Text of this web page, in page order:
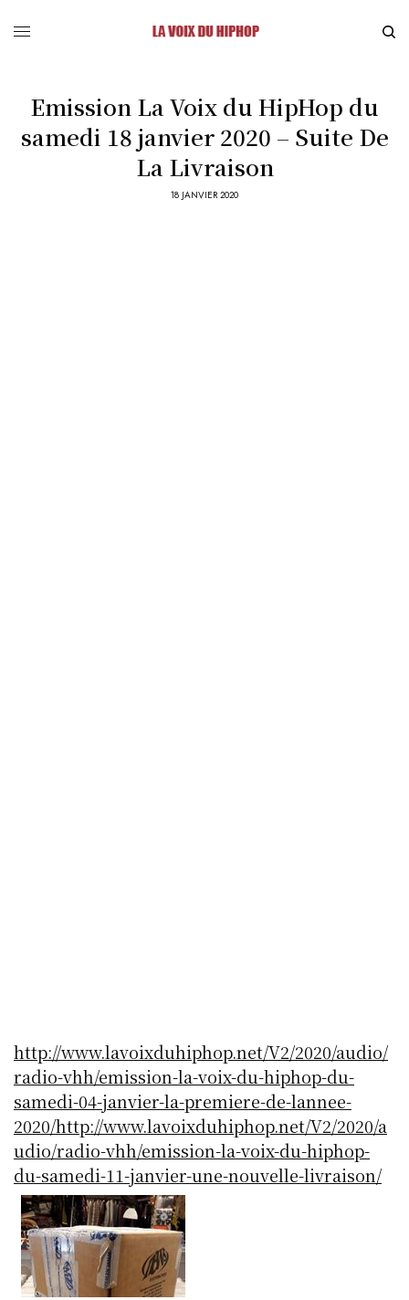
Emission La Voix du HipHop du
samedi 18 janvier 2020 – Suite De
La Livraison
18 JANVIER 2020
http://www.lavoixduhiphop.net/V2/2020/audio/
radio-vhh/emission-la-voix-du-hiphop-du-
samedi-04-janvier-la-premiere-de-lannee-
2020/http://www.lavoixduhiphop.net/V2/2020/a
udio/radio-vhh/emission-la-voix-du-hiphop-
du-samedi-11-janvier-une-nouvelle-livraison/